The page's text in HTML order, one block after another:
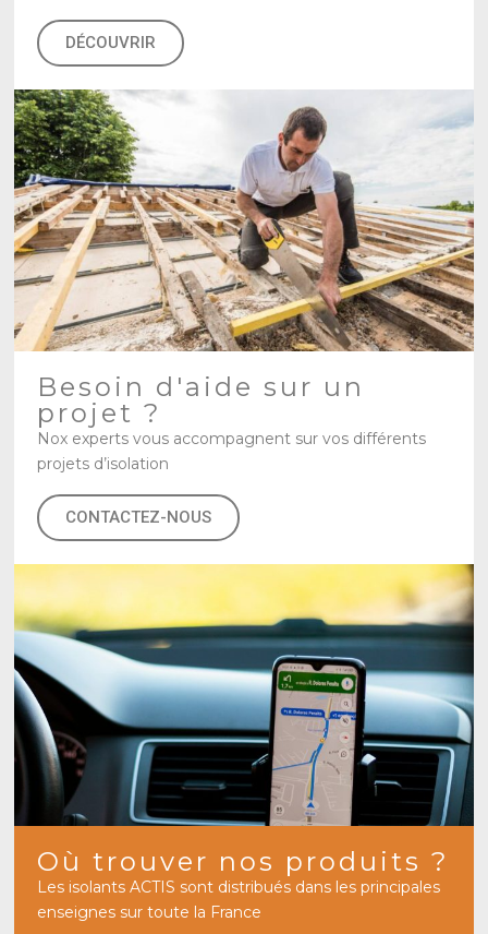
DÉCOUVRIR
Besoin d'aide sur un
projet ?
Nox experts vous accompagnent sur vos différents
projets d’isolation
CONTACTEZ-NOUS
Où trouver nos produits ?
Les isolants ACTIS sont distribués dans les principales
enseignes sur toute la France